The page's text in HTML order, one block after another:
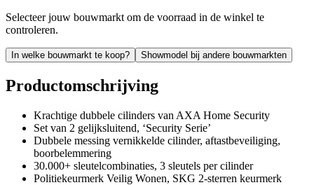
Selecteer jouw bouwmarkt om de voorraad in de winkel te
controleren.
In welke bouwmarkt te koop? Showmodel bij andere bouwmarkten
Productomschrijving
Krachtige dubbele cilinders van AXA Home Security
Set van 2 gelijksluitend, ‘Security Serie’
Dubbele messing vernikkelde cilinder, aftastbeveiliging,
boorbelemmering
30.000+ sleutelcombinaties, 3 sleutels per cilinder
Politiekeurmerk Veilig Wonen, SKG 2-sterren keurmerk